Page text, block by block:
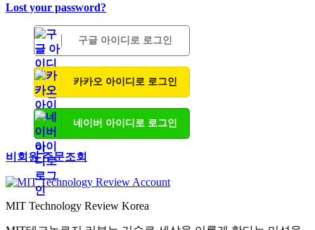
Lost your password?
구글 아이디로 로그인
카카오 아이디로 로그인
네이버 아이디로 로그인
비회원 주문조회
MIT Technology Review Korea